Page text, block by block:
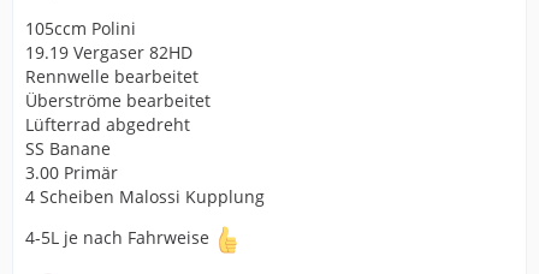
105ccm Polini
19.19 Vergaser 82HD
Rennwelle bearbeitet
Überströme bearbeitet
Lüfterrad abgedreht
SS Banane
3.00 Primär
4 Scheiben Malossi Kupplung
4-5L je nach Fahrweise